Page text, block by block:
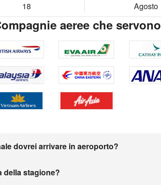
18 Agosto
aeree che servono
dovrei arrivare in aeroporto?
della stagione?